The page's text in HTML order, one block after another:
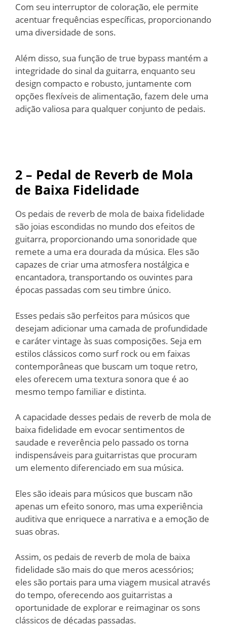
Com seu interruptor de coloração, ele permite
acentuar frequências específicas, proporcionando
uma diversidade de sons.
Além disso, sua função de true bypass mantém a
integridade do sinal da guitarra, enquanto seu
design compacto e robusto, juntamente com
opções flexíveis de alimentação, fazem dele uma
adição valiosa para qualquer conjunto de pedais.
2 – Pedal de Reverb de Mola
de Baixa Fidelidade
Os pedais de reverb de mola de baixa fidelidade
são joias escondidas no mundo dos efeitos de
guitarra, proporcionando uma sonoridade que
remete a uma era dourada da música. Eles são
capazes de criar uma atmosfera nostálgica e
encantadora, transportando os ouvintes para
épocas passadas com seu timbre único.
Esses pedais são perfeitos para músicos que
desejam adicionar uma camada de profundidade
e caráter vintage às suas composições. Seja em
estilos clássicos como surf rock ou em faixas
contemporâneas que buscam um toque retro,
eles oferecem uma textura sonora que é ao
mesmo tempo familiar e distinta.
A capacidade desses pedais de reverb de mola de
baixa fidelidade em evocar sentimentos de
saudade e reverência pelo passado os torna
indispensáveis para guitarristas que procuram
um elemento diferenciado em sua música.
Eles são ideais para músicos que buscam não
apenas um efeito sonoro, mas uma experiência
auditiva que enriquece a narrativa e a emoção de
suas obras.
Assim, os pedais de reverb de mola de baixa
fidelidade são mais do que meros acessórios;
eles são portais para uma viagem musical através
do tempo, oferecendo aos guitarristas a
oportunidade de explorar e reimaginar os sons
clássicos de décadas passadas.